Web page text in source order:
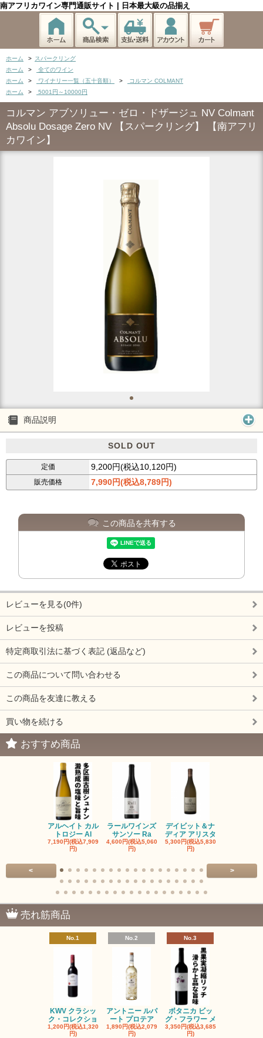
南アフリカワイン専門通販サイト | 日本最大級の品揃え
ホーム > スパークリング
ホーム
>
全てのワイン
ホーム
> ワイナリー一覧（五十音順） >
コルマン COLMANT
ホーム
> 5001円～10000円
コルマン アブソリュー・ゼロ・ドザージュ NV Colmant
Absolu Dosage Zero NV 【スパークリング】 【南アフリ
カワイン】
商品説明
SOLD OUT
定価 9,200円(税込10,120円)
販売価格 7,990円(税込8,789円)
この商品を共有する
レビューを見る(0件)
レビューを投稿
特定商取引法に基づく表記 (返品など)
この商品について問い合わせる
この商品を友達に教える
買い物を続ける
おすすめ商品
アルヘイト カル
トロジー Al
7,190円(税込7,909
円)
ラールワインズ
サンソー Ra
4,600円(税込5,060
円)
デイビット＆ナ
ディア アリスタ
5,300円(税込5,830
円)
< >
売れ筋商品
No.1
KWV クラシッ
ク・コレクショ
1,200円(税込1,320
円)
No.2
アントニー ルパ
ート プロテア
1,890円(税込2,079
円)
No.3
ボタニカ ビッ
グ・フラワー メ
3,350円(税込3,685
円)